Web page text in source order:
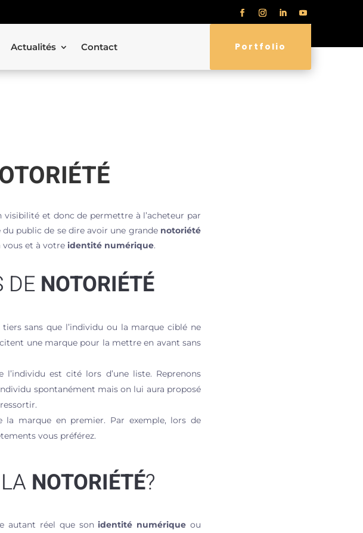
Actualités Contact Portfolio
et donc de permettre à l’acheteur par
du public de se dire avoir une grande notoriété
vous et à votre identité numérique.
DE NOTORIÉTÉ
sans que l’individu ou la marque ciblé ne
une marque pour la mettre en avant sans
est cité lors d’une liste. Reprenons
spontanément mais on lui aura proposé
la marque en premier. Par exemple, lors de
vous préférez.
NOTORIÉTÉ?
autant réel que sonidentité numérique ou